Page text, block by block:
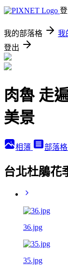
我的部落格 我
登出
肉魯 走
美景
相簿 部落格
台北杜鵑花
36.jpg
35.jpg